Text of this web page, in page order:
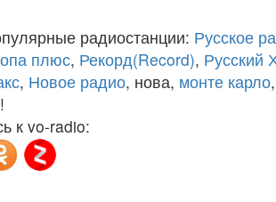
радиостанции: Русское
плюс, Рекорд(Record), Русский
, Новое радио, нова, монте карло,
к vo-radio: